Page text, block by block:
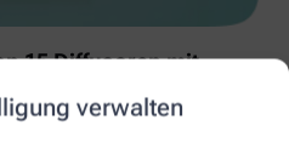
verwalten
15 Diffusoren mit